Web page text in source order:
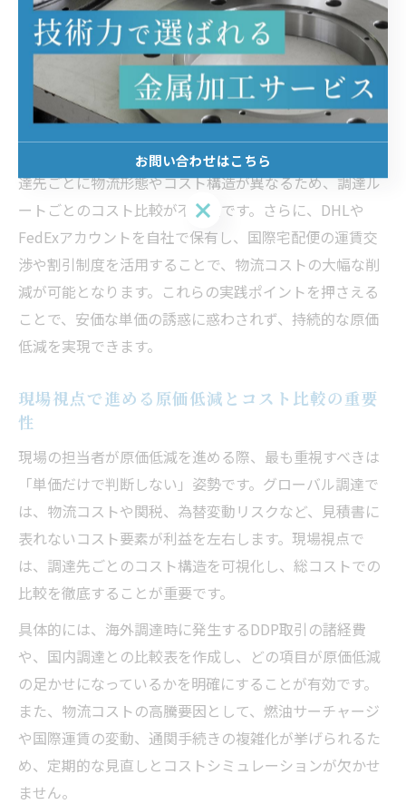
ら調達しても、DDP（関税込み持込渡し）で発生する運
賃、関税、諸税を含めたトータルコストを正確に把握で
きていないケースが多く見受けられます。物流コスト適
正化の第一歩は、見積単価だけでなく、輸送費や通関費
用まで含めた総額で比較・検討することです。
特に奈良県内の製造業や卸売業においては、国内外の調
達先ごとに物流形態やコスト構造が異なるため、調達ル
ートごとのコスト比較が不可欠です。さらに、DHLや
FedExアカウントを自社で保有し、国際宅配便の運賃交
渉や割引制度を活用することで、物流コストの大幅な削
減が可能となります。これらの実践ポイントを押さえる
ことで、安価な単価の誘惑に惑わされず、持続的な原価
低減を実現できます。
現場視点で進める原価低減とコスト比較の重要
性
現場の担当者が原価低減を進める際、最も重視すべきは
「単価だけで判断しない」姿勢です。グローバル調達で
は、物流コストや関税、為替変動リスクなど、見積書に
表れないコスト要素が利益を左右します。現場視点で
は、調達先ごとのコスト構造を可視化し、総コストでの
比較を徹底することが重要です。
具体的には、海外調達時に発生するDDP取引の諸経費
や、国内調達との比較表を作成し、どの項目が原価低減
の足かせになっているかを明確にすることが有効です。
また、物流コストの高騰要因として、燃油サーチャージ
や国際運賃の変動、通関手続きの複雑化が挙げられるた
め、定期的な見直しとコストシミュレーションが欠かせ
ません。
お問い合わせはこちら
お問い合わせはこちら